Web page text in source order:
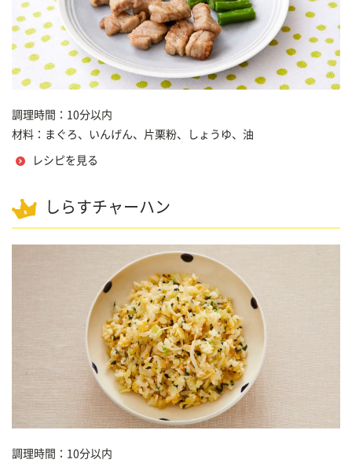
調理時間：10分以内
材料：まぐろ、いんげん、片栗粉、しょうゆ、油
レシピを見る
しらすチャーハン
調理時間：10分以内